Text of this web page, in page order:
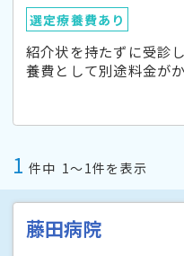
選定療養費あり
紹介状を持たずに受診
養費として別途料金がか
1 件中 1〜1件を表示
藤田病院